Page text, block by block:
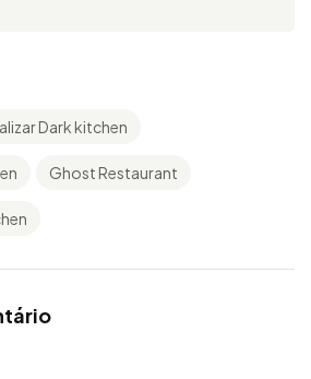
Dark kitchen
Ghost Restaurant